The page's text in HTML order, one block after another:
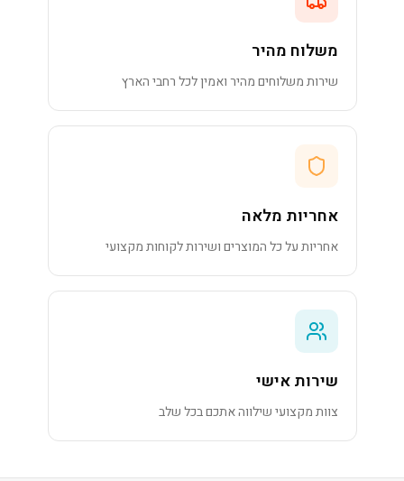
משלוח מהיר
שירות משלוחים מהיר ואמין לכל רחבי הארץ
אחריות מלאה
אחריות על כל המוצרים ושירות לקוחות מקצועי
שירות אישי
צוות מקצועי שילווה אתכם בכל שלב